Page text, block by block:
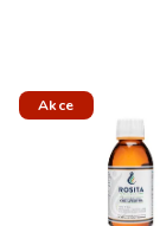
Akce